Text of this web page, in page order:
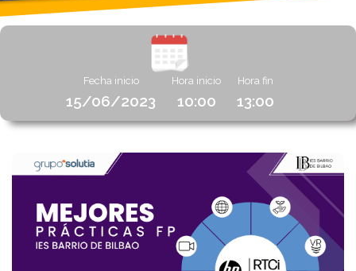
Fecha inicio
15/06/2023
Hora inicio
10:00
Hora fin
13:00